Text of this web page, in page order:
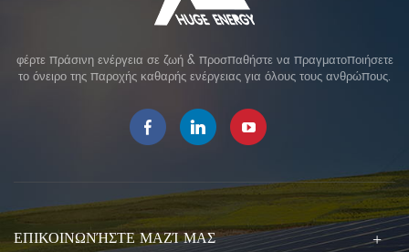
φέρτε πράσινη ενέργεια σε ζωή & προσπαθήστε να πραγματοποιήσετε
το όνειρο της παροχής καθαρής ενέργειας για όλους τους ανθρώπους.
ΕΠΙΚΟΙΝΩΝΉΣΤΕ ΜΑΖΊ ΜΑΣ